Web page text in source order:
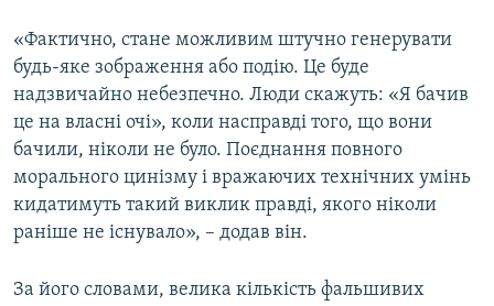
«Фактично, стане можливим штучно генерувати
будь-яке зображення або подію. Це буде
надзвичайно небезпечно. Люди скажуть: «Я бачив
це на власні очі», коли насправді того, що вони
бачили, ніколи не було. Поєднання повного
морального цинізму і вражаючих технічних умінь
кидатимуть такий виклик правді, якого ніколи
раніше не існувало», – додав він.
За його словами, велика кількість фальшивих